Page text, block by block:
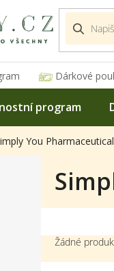
Dárkové
program
You
Žádné